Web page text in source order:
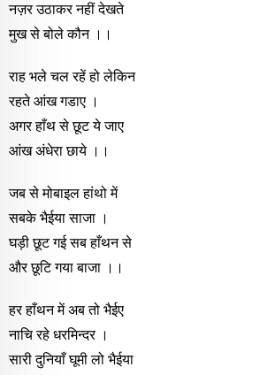
नज़र उठाकर नहीं देखते
मुख से बोले कौन ।।
राह भले चल रहें हो लेकिन
रहते आंख गडाए ।
अगर हाँथ से छूट ये जाए
आंख अंधेरा छाये ।।
जब से मोबाइल हांथो में
सबके भैईया साजा ।
घड़ी छूट गई सब हाँथन से
और छूटि गया बाजा ।।
हर हाँथन में अब तो भैईए
नाचि रहे धरमिन्दर ।
सारी दुनियाँ घूमी लो भैईया